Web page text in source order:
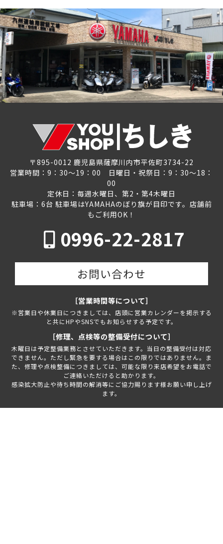
〒895-0012 鹿児島県薩摩川内市平佐町3734-22
営業時間：9：30～19：00 日曜日・祝祭日：9：30～18：
00
定休日：毎週水曜日、第2・第4木曜日
駐車場：6台 駐車場はYAMAHAのぼり旗が目印です。店舗前
もご利用OK！
0996-22-2817
お問い合わせ
［営業時間等について］
※営業日や休業日につきましては、店頭に営業カレンダーを掲示する
と共にHPやSNSでもお知らせする予定です。
［修理、点検等の整備受付について］
木曜日は予定整備業務とさせていただきます。当日の整備受付は対応
できません。ただし緊急を要する場合はこの限りではありません。ま
た、修理や点検整備につきましては、可能な限り来店希望をお電話で
ご連絡いただけると助かります。
感染拡大防止や待ち時間の解消等にご協力賜ります様お願い申し上げ
ます。